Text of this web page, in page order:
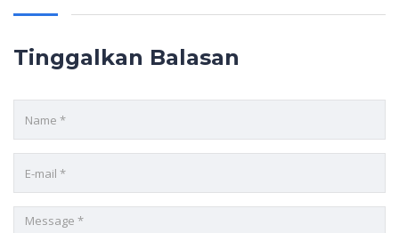
Tinggalkan Balasan